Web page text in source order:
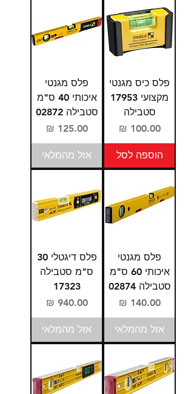
פלס כיס מגנטי
מקצועי 17953
סטבילה
מחיר‏100.00 ‏₪
הוספה לסל
פלס מגנטי
איכותי 40 ס"מ
סטבילה 02872
מחיר‏125.00 ‏₪
אזל מהמלאי
פלס מגנטי
איכותי 60 ס"מ
סטבילה 02874
מחיר‏140.00 ‏₪
אזל מהמלאי
פלס דיגטלי 30
ס"מ סטבילה
17323
מחיר‏940.00 ‏₪
אזל מהמלאי